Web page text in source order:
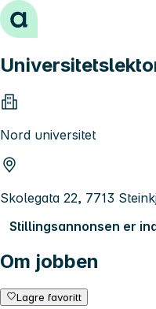
Hopp til innhold
Nord universitet
Skolegata 22, 7713
Stillingsannonsen er
Om jobben
Lagre favoritt